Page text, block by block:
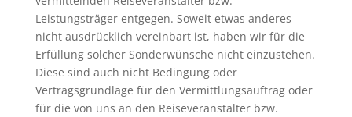
Leistungsträger entgegen. Soweit etwas anderes
nicht ausdrücklich vereinbart ist, haben wir für die
Erfüllung solcher Sonderwünsche nicht einzustehen.
Diese sind auch nicht Bedingung oder
Vertragsgrundlage für den Vermittlungsauftrag oder
für die von uns an den Reiseveranstalter bzw.